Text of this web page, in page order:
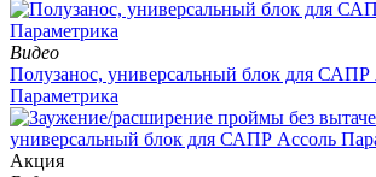
Видео
Полузанос, универсальный блок для САПР
Параметрика
Aкция